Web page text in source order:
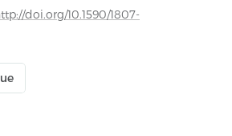
doi.org/10.1590/1807-